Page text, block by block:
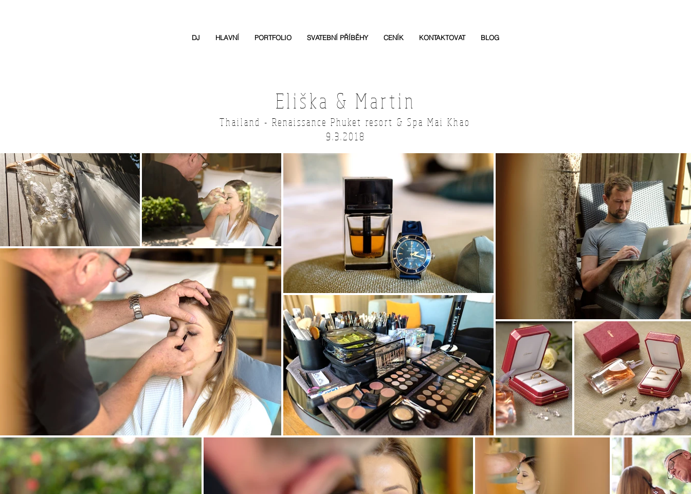
DJ HLAVNÍ PORTFOLIO SVATEBNÍ PŘÍBĚHY CENÍK KONTAKTOVAT BLOG
Eliška & Martin
Thailand - Renaissance Phuket resort & Spa Mai Khao
9.3.2018